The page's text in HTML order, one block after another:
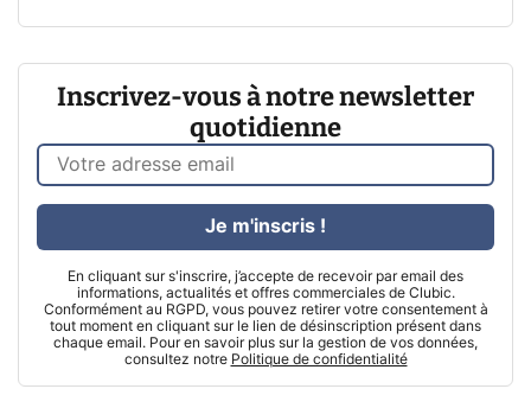
Inscrivez-vous à notre newsletter
quotidienne
En cliquant sur s'inscrire, j’accepte de recevoir par email des
informations, actualités et offres commerciales de Clubic.
Conformément au RGPD, vous pouvez retirer votre consentement à
tout moment en cliquant sur le lien de désinscription présent dans
chaque email. Pour en savoir plus sur la gestion de vos données,
consultez notre Politique de confidentialité
Je m'inscris !